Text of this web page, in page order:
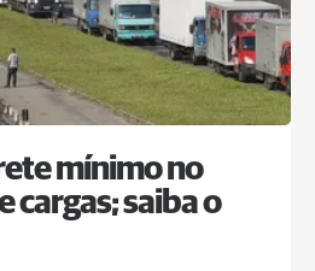
mínimo no
cargas; saiba o